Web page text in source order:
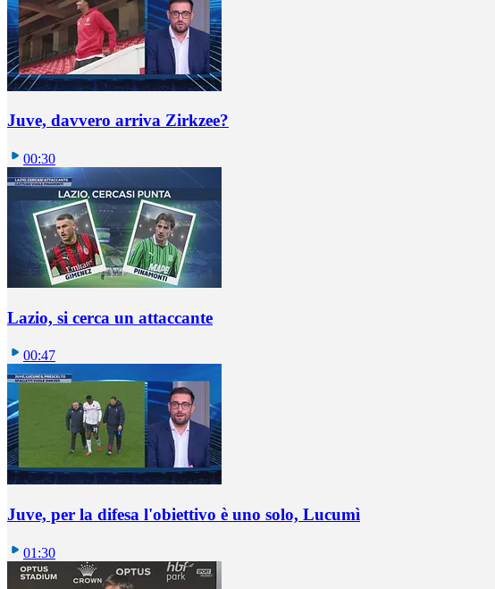
Juve, davvero arriva Zirkzee?
00:30
Lazio, si cerca un attaccante
00:47
Juve, per la difesa l'obiettivo è uno solo, Lucumì
01:30